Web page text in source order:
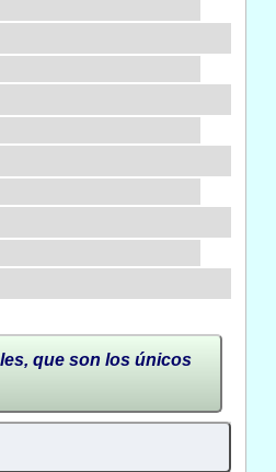
que son los únicos